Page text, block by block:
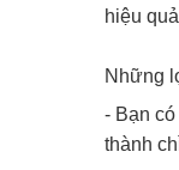
hiệu
Những
- Bạn
thành